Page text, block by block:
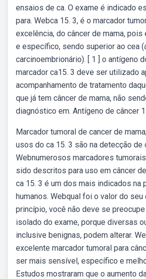
ensaios de ca. O exame é indicado
para. Webca 15. 3, é o marcador
excelência, do câncer de mama,
e específico, sendo superior ao cea
carcinoembrionário). [ 1 ] o antígeno
marcador ca15. 3 deve ser utilizado
acompanhamento de tratamento
que já tem câncer de mama, não
diagnóstico em. Antígeno de câncer
Marcador tumoral de cancer de
usos do ca 15. 3 são na detecção de
Webnumerosos marcadores
sido descritos para uso em câncer
ca 15. 3 é um dos mais indicados na
humanos. Webqual foi o valor do seu
princípio, você não deve se
isolado do exame, porque diversas
inclusive benignas, podem alterar.
excelente marcador tumoral para
ser mais sensível, específico e
Estudos mostraram que o aumento